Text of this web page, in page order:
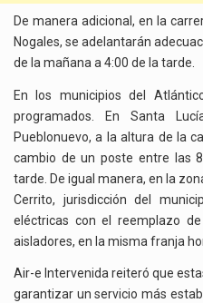
De manera adicional, en la
Nogales, se adelantarán
de la mañana a 4:00 de la tarde.
En los municipios del
programados. En Santa
Pueblonuevo, a la altura de la
cambio de un poste entre las
tarde. De igual manera, en la
Cerrito, jurisdicción del
eléctricas con el reemplazo
aisladores, en la misma franja
Air-e Intervenida reiteró que
garantizar un servicio más